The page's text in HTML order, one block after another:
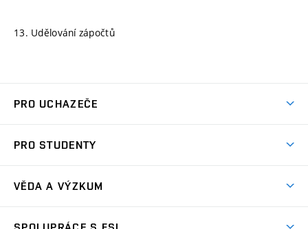
13. Udělování zápočtů
PRO UCHAZEČE
Ambasadoři studia
PRO STUDENTY
Studijní předpisy
VĚDA A VÝZKUM